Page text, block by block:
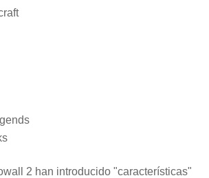
2 han introducido "características"